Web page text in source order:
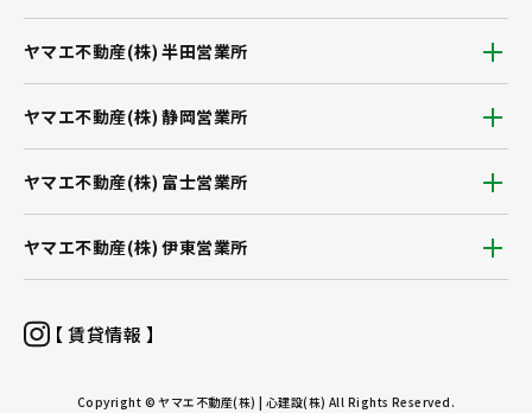
ヤマエ不動産(株) 静岡営業所
ヤマエ不動産(株) 富士営業所
ヤマエ不動産(株) 伊東営業所
ヤマエ不動産(株) 半田営業所
【 賃貸情報 】
Copyright © ヤマエ不動産(株) | 心建設(株) All Rights Reserved.